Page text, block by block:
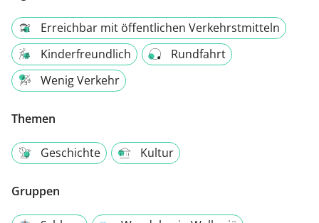
Erreichbar mit öffentlichen Verkehrstmitteln
Kinderfreundlich
Rundfahrt
Wenig Verkehr
Themen
Geschichte Kultur
Gruppen